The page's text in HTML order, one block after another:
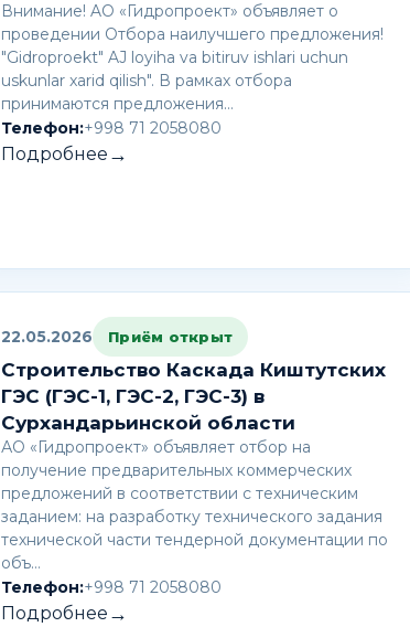
Внимание! AО «Гидропроект» объявляет о
проведении Отбора наилучшего предложения!
"Gidroproekt" AJ loyiha va bitiruv ishlari uchun
uskunlar xarid qilish". В рамках отбора
принимаются предложения…
Телефон:+998 71 2058080
Подробнее →
22.05.2026 Приём открыт
Строительство Каскада Киштутских
ГЭС (ГЭС-1, ГЭС-2, ГЭС-3) в
Сурхандарьинской области
АО «Гидропроект» объявляет отбор на
получение предварительных коммерческих
предложений в соответствии с техническим
заданием: на разработку технического задания
технической части тендерной документации по
объ…
Телефон:+998 71 2058080
Подробнее →